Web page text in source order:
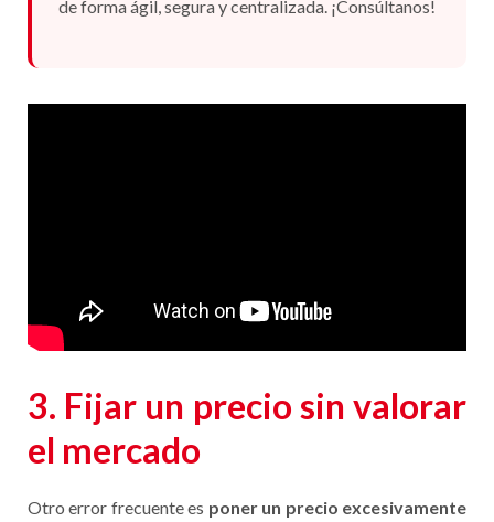
de forma ágil, segura y centralizada. ¡Consúltanos!
3. Fijar un precio sin valorar
el mercado
Otro error frecuente es poner un precio excesivamente